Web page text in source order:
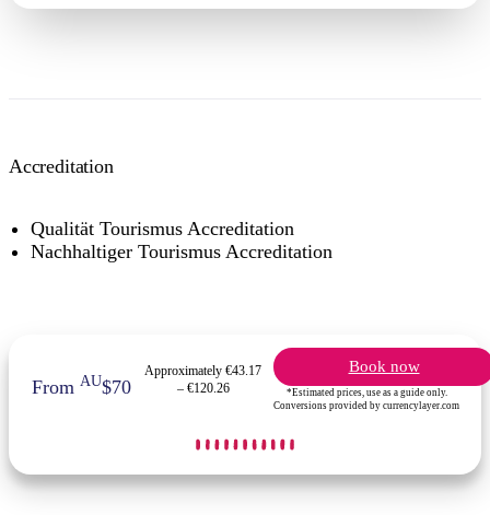
Accreditation
Qualität Tourismus Accreditation
Nachhaltiger Tourismus Accreditation
FromAU$70
Approximately €43.17
– €120.26
Book now
*Estimated prices, use as a guide only.
Conversions provided by currencylayer.com